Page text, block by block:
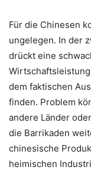
Für die Chinesen
ungelegen. In der
drückt eine
dem faktischen
finden. Problem
andere Länder
die Barrikaden
chinesische
heimischen